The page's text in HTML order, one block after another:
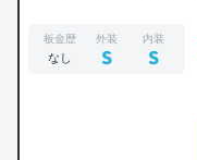
板金歴
なし
外装
S
内装
S